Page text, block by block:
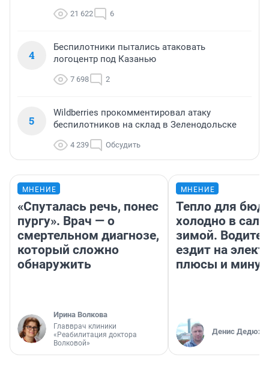
21 622 6
4
Беспилотники пытались атаковать
логоцентр под Казанью
7 698 2
5
Wildberries прокомментировал атаку
беспилотников на склад в Зеленодольске
4 239 Обсудить
МНЕНИЕ
«Спуталась речь, понес
пургу». Врач — о
смертельном диагнозе,
который сложно
обнаружить
Ирина Волкова
Главврач клиники
«Реабилитация доктора
Волковой»
МНЕНИЕ
Тепло для
холодно в
зимой.
ездит на
плюсы и
Денис